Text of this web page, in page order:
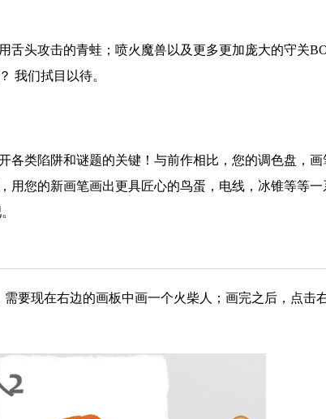
头攻击的青蛙；喷火魔兽以及更多更加庞大的守关
我们拭目以待。
各类陷阱和谜题的关键！与前作相比，您的调色盘，画
用您的新画笔画出更具匠心的鸟蛋，电线，冰锥等等一
要现在右边的画板中画一个火柴人；画完之后，点击